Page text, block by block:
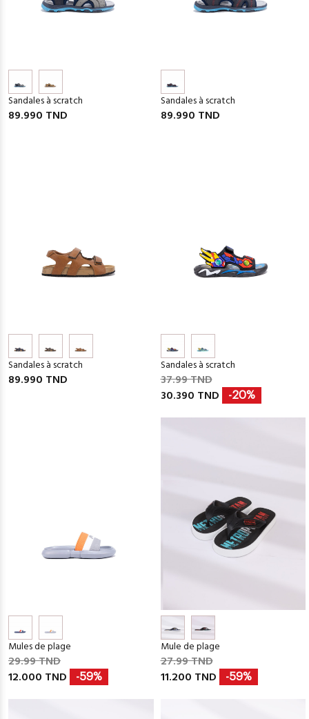
Sandales à scratch
89.990 TND
Sandales à scratch
89.990 TND
Sandales à scratch
89.990 TND
Sandales à scratch
37.99 TND
30.390 TND
-20%
Mules de plage
29.99 TND
12.000 TND
-59%
Mule de plage
27.99 TND
11.200 TND
-59%